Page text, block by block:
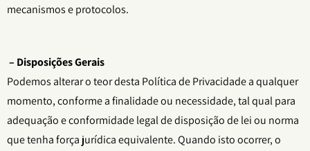
mecanismos e protocolos.
– Disposições Gerais
Podemos alterar o teor desta Política de Privacidade a qualquer
momento, conforme a finalidade ou necessidade, tal qual para
adequação e conformidade legal de disposição de lei ou norma
que tenha força jurídica equivalente. Quando isto ocorrer, o